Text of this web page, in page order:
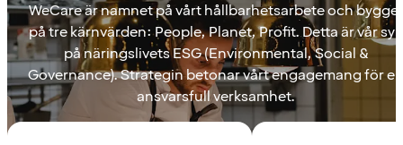
WeCare är namnet på vårt hållbarhetsarbete och bygger
på tre kärnvärden: People, Planet, Profit. Detta är vår syn
på näringslivets ESG (Environmental, Social &
Governance). Strategin betonar vårt engagemang för en
ansvarsfull verksamhet.